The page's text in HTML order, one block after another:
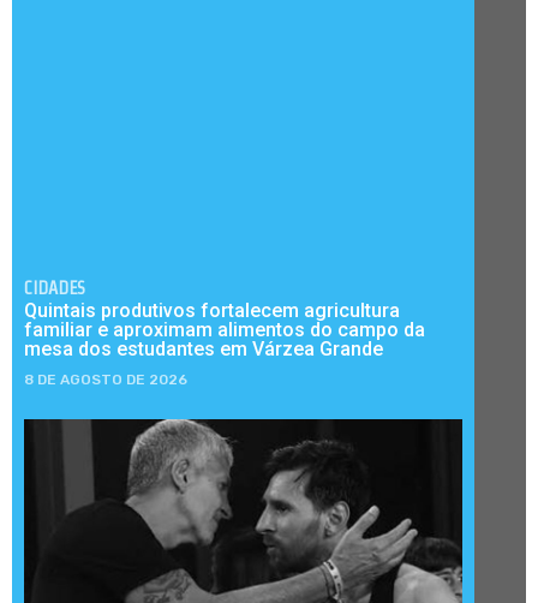
CIDADES
Quintais produtivos fortalecem agricultura
familiar e aproximam alimentos do campo da
mesa dos estudantes em Várzea Grande
8 DE AGOSTO DE 2026